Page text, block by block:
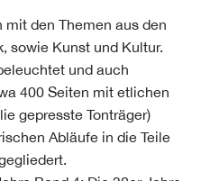
den Themen aus den
sowie Kunst und Kultur.
und auch
400 Seiten mit etlichen
gepresste Tonträger)
Abläufe in die Teile